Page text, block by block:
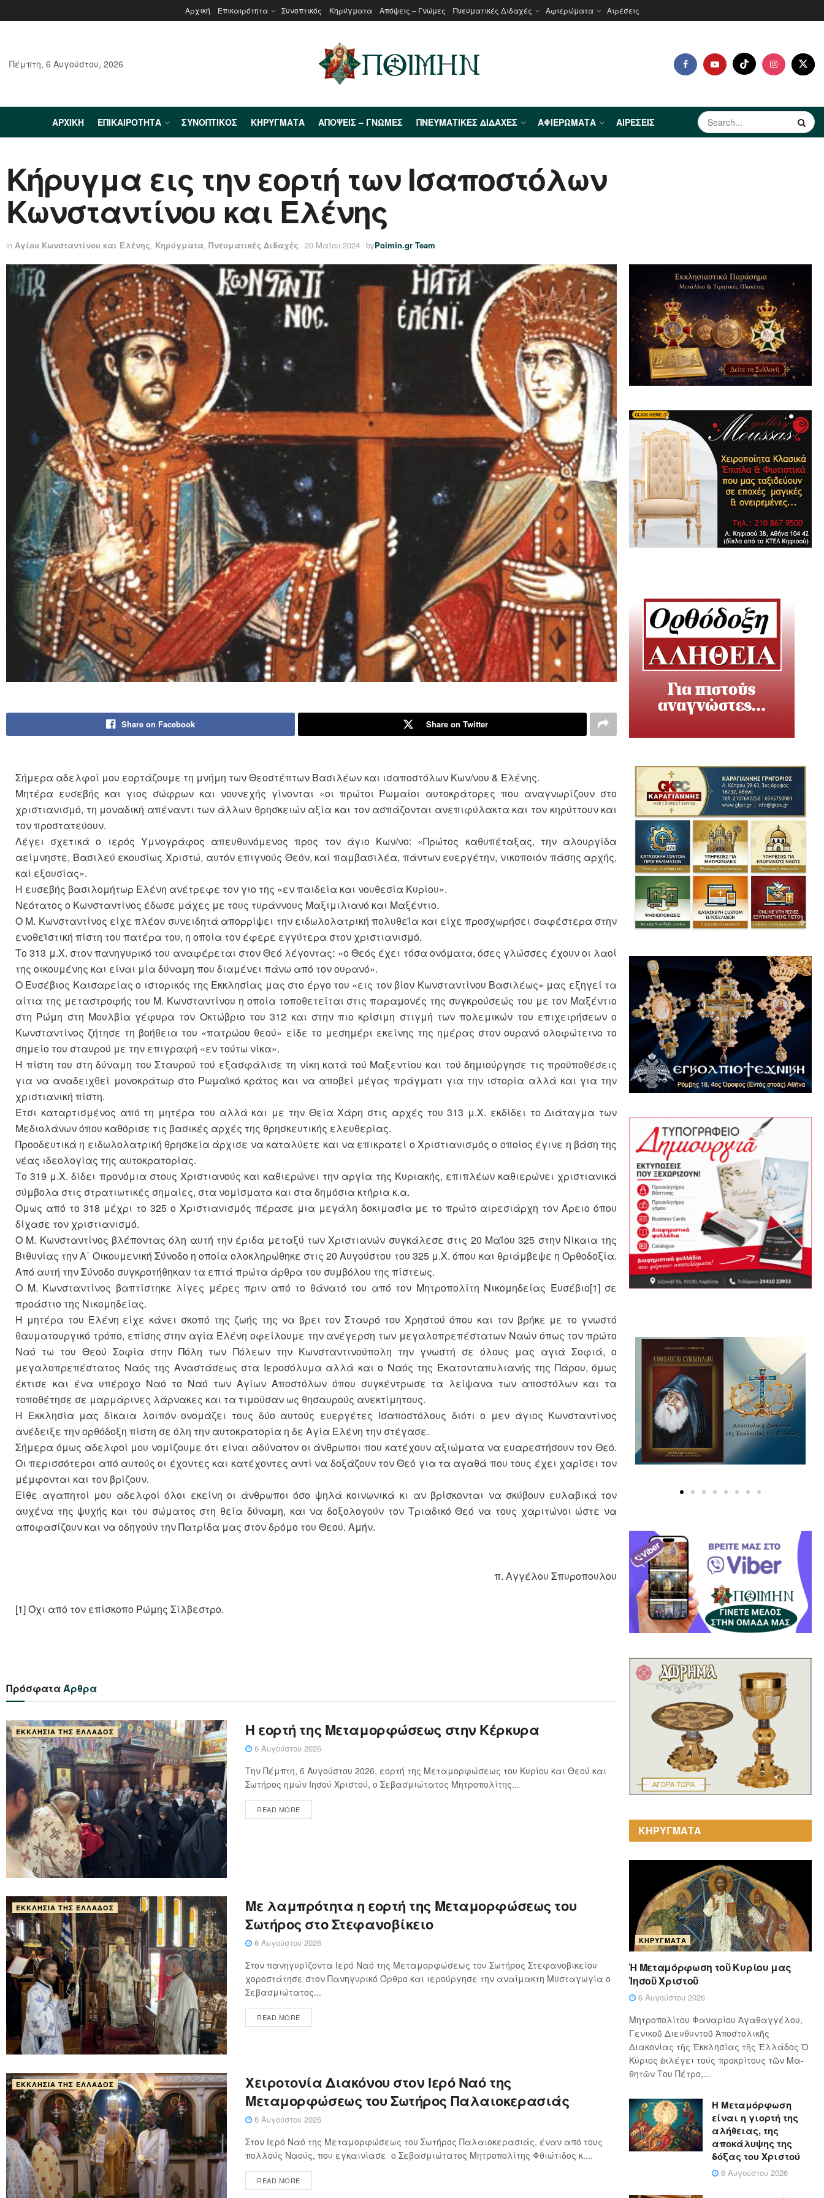
Αρχική Επικαιρότητα Συνοπτικός Κηρύγματα Απόψεις – Γνώμες Πνευματικές Διδαχές Αφιερώματα Αιρέσεις
Πέμπτη, 6 Αυγούστου, 2026
ΑΡΧΙΚΉ ΕΠΙΚΑΙΡΌΤΗΤΑ ΣΥΝΟΠΤΙΚΌΣ ΚΗΡΎΓΜΑΤΑ ΑΠΌΨΕΙΣ – ΓΝΏΜΕΣ ΠΝΕΥΜΑΤΙΚΈΣ ΔΙΔΑΧΈΣ ΑΦΙΕΡΏΜΑΤΑ ΑΙΡΈΣΕΙΣ
Κήρυγμα εις την εορτή των Ισαποστόλων
Κωνσταντίνου και Ελένης
in Αγίου Κωνσταντίνου και Ελένης, Κηρύγματα, Πνευματικές Διδαχές 20 Μαΐου 2024 byPoimin.gr Team
Share on Facebook Share on Twitter
Σήμερα αδελφοί μου εορτάζουμε τη μνήμη των Θεοστέπτων Βασιλέων και ισαποστόλων Κων/νου & Ελένης.
Μητέρα ευσεβής και γιος σώφρων και νουνεχής γίνονται «οι πρώτοι Ρωμαίοι αυτοκράτορες που αναγνωρίζουν στο
χριστιανισμό, τη μοναδική απέναντι των άλλων θρησκειών αξία και τον ασπάζονται ανεπιφύλακτα και τον κηρύττουν και
τον προστατεύουν.
Λέγει σχετικά ο ιερός Υμνογράφος απευθυνόμενος προς τον άγιο Κων/νο: «Πρώτος καθυπέταξας, την αλουργίδα
αείμνηστε, Βασιλεύ εκουσίως Χριστώ, αυτόν επιγνούς Θεόν, καί παμβασιλέα, πάντων ευεργέτην, νικοποιόν πάσης αρχής,
καί εξουσίας».
Η ευσεβής βασιλομήτωρ Ελένη ανέτρεφε τον γιο της «εν παιδεία και νουθεσία Κυρίου».
Νεότατος ο Κωνσταντίνος έδωσε μάχες με τους τυράννους Μαξιμιλιανό και Μαξέντιο.
Ο Μ. Κωνσταντίνος είχε πλέον συνειδητά απορρίψει την ειδωλολατρική πολυθεΐα και είχε προσχωρήσει σαφέστερα στην
ενοθεϊστική πίστη του πατέρα του, η οποία τον έφερε εγγύτερα στον χριστιανισμό.
Το 313 μ.Χ. στον πανηγυρικό του αναφέρεται στον Θεό λέγοντας: «ο Θεός έχει τόσα ονόματα, όσες γλώσσες έχουν οι λαοί
της οικουμένης και είναι μία δύναμη που διαμένει πάνω από τον ουρανό».
Ο Ευσέβιος Καισαρείας ο ιστορικός της Εκκλησίας μας στο έργο του «εις τον βίον Κωνσταντίνου Βασιλέως» μας εξηγεί τα
αίτια της μεταστροφής του Μ. Κωνσταντίνου η οποία τοποθετείται στις παραμονές της συγκρούσεώς του με τον Μαξέντιο
στη Ρώμη στη Μουλβία γέφυρα τον Οκτώβριο του 312 και στην πιο κρίσιμη στιγμή των πολεμικών του επιχειρήσεων ο
Κωνσταντίνος ζήτησε τη βοήθεια του «πατρώου θεού» είδε το μεσημέρι εκείνης της ημέρας στον ουρανό ολοφώτεινο το
σημείο του σταυρού με την επιγραφή «εν τούτω νίκα».
Η πίστη του στη δύναμη του Σταυρού τού εξασφάλισε τη νίκη κατά τού Μαξεντίου και τού δημιούργησε τις προϋποθέσεις
για να αναδειχθεί μονοκράτωρ στο Ρωμαϊκό κράτος και να αποβεί μέγας πράγματι για την ιστορία αλλά και για την
χριστιανική πίστη.
Έτσι καταρτισμένος από τη μητέρα του αλλά και με την Θεία Χάρη στις αρχές του 313 μ.Χ. εκδίδει το Διάταγμα των
Μεδιολάνων όπου καθόρισε τις βασικές αρχές της θρησκευτικής ελευθερίας.
Προοδευτικά η ειδωλολατρική θρησκεία άρχισε να καταλύετε και να επικρατεί ο Χριστιανισμός ο οποίος έγινε η βάση της
νέας ιδεολογίας της αυτοκρατορίας.
Το 319 μ.Χ. δίδει προνόμια στους Χριστιανούς και καθιερώνει την αργία της Κυριακής, επιπλέων καθιερώνει χριστιανικά
σύμβολα στις στρατιωτικές σημαίες, στα νομίσματα και στα δημόσια κτήρια κ.α.
Όμως από το 318 μέχρι το 325 ο Χριστιανισμός πέρασε μια μεγάλη δοκιμασία με το πρώτο αιρεσιάρχη τον Άρειο όπου
δίχασε τον χριστιανισμό.
Ο Μ. Κωνσταντίνος βλέποντας όλη αυτή την έριδα μεταξύ των Χριστιανών συγκάλεσε στις 20 Μαΐου 325 στην Νίκαια της
Βιθυνίας την Α΄ Οικουμενική Σύνοδο η οποία ολοκληρώθηκε στις 20 Αυγούστου του 325 μ.Χ. όπου και θριάμβεψε η Ορθοδοξία.
Από αυτή την Σύνοδο συγκροτήθηκαν τα επτά πρώτα άρθρα του συμβόλου της πίστεως.
Ο Μ. Κωνσταντίνος βαπτίστηκε λίγες μέρες πριν από το θάνατό του από τον Μητροπολίτη Νικομηδείας Ευσέβιο[1] σε
προάστιο της Νικομηδείας.
Η μητέρα του Ελένη είχε κάνει σκοπό της ζωής της να βρει τον Σταυρό του Χρηστού όπου και τον βρήκε με το γνωστό
θαυματουργικό τρόπο, επίσης στην αγία Ελένη οφείλουμε την ανέγερση των μεγαλοπρεπέστατων Ναών όπως τον πρώτο
Ναό τω του Θεού Σοφία στην Πόλη των Πόλεων την Κωνσταντινούπολη την γνωστή σε όλους μας αγιά Σοφιά, ο
μεγαλοπρεπέστατος Ναός της Αναστάσεως στα Ιεροσόλυμα αλλά και ο Ναός της Εκατονταπυλιανής της Πάρου, όμως
έκτισε και ένα υπέροχο Ναό το Ναό των Αγίων Αποστόλων όπου συγκέντρωσε τα λείψανα των αποστόλων και τα
τοποθέτησε σε μαρμάρινες λάρνακες και τα τιμούσαν ως θησαυρούς ανεκτίμητους.
Η Εκκλησία μας δίκαια λοιπόν ονομάζει τους δύο αυτούς ευεργέτες Ισαποστόλους διότι ο μεν άγιος Κωνσταντίνος
ανέδειξε την ορθόδοξη πίστη σε όλη την αυτοκρατορία η δε Αγία Ελένη την στέγασε.
Σήμερα όμως αδελφοί μου νομίζουμε ότι είναι αδύνατον οι άνθρωποι που κατέχουν αξιώματα να ευαρεστήσουν τον Θεό.
Οι περισσότεροι από αυτούς οι έχοντες και κατέχοντες αντί να δοξάζουν τον Θεό για τα αγαθά που τους έχει χαρίσει τον
μέμφονται και τον βρίζουν.
Είθε αγαπητοί μου αδελφοί όλοι εκείνη οι άνθρωποι όσο ψηλά κοινωνικά κι αν βρίσκονται να σκύβουν ευλαβικά τον
αυχένα της ψυχής και του σώματος στη θεία δύναμη, και να δοξολογούν τον Τριαδικό Θεό να τους χαριτώνοι ώστε να
αποφασίζουν και να οδηγούν την Πατρίδα μας στον δρόμο του Θεού. Αμήν.
π. Αγγέλου Σπυροπουλου
[1] Όχι από τον επίσκοπο Ρώμης Σίλβεστρο.
ΠρόσφαταΆρθρα
ΕΚΚΛΗΣΊΑ ΤΗΣ ΕΛΛΆΔΟΣ Η εορτή της Μεταμορφώσεως στην Κέρκυρα
6 Αυγούστου 2026
Την Πέμπτη, 6 Αυγούστου 2026, εορτή της Μεταμορφώσεως του Κυρίου και Θεού και
Σωτήρος ημών Ιησού Χριστού, ο Σεβασμιώτατος Μητροπολίτης...
READ MORE
ΕΚΚΛΗΣΊΑ ΤΗΣ ΕΛΛΆΔΟΣ
Με λαμπρότητα η εορτή της Μεταμορφώσεως του
Σωτήρος στο Στεφανοβίκειο
6 Αυγούστου 2026
Στον πανηγυρίζοντα Ιερό Ναό της Μεταμορφώσεως του Σωτήρος Στεφανοβικείου
χοροστάτησε στον Πανηγυρικό Όρθρο και ιερούργησε την αναίμακτη Μυσταγωγία ο
Σεβασμιώτατος...
READ MORE
ΕΚΚΛΗΣΊΑ ΤΗΣ ΕΛΛΆΔΟΣ
Χειροτονία Διακόνου στον Ιερό Ναό της
Μεταμορφώσεως του Σωτήρος Παλαιοκερασιάς
6 Αυγούστου 2026
Στον Ιερό Ναό της Μεταμορφώσεως του Σωτήρος Παλαιοκερασιάς, έναν από τους
πολλούς Ναούς, που εγκαινίασε ο Σεβασμιώτατος Μητροπολίτης Φθιώτιδος κ....
READ MORE
ΚΗΡΥΓΜΑΤΑ
ΚΗΡΎΓΜΑΤΑ
Ἡ Μεταμόρφωση τοῦ Κυρίου μας
Ἰησοῦ Χριστοῦ
6 Αυγούστου 2026
Μητροπολίτου Φαναρίου Ἀγαθαγγέλου,
Γενικοῦ Διευθυντοῦ Ἀποστολικῆς
Διακονίας τῆς Ἐκκλησίας τῆς Ἑλλάδος Ὁ
Κύ­ρι­ος ἐκλέγει τούς προ­κρί­τους τῶν Μα­
θη­τῶν Του Πέ­τρο,...
Η Μεταμόρφωση
είναι η γιορτή της
αλήθειας, της
αποκάλυψης της
δόξας του Χριστού
6 Αυγούστου 2026